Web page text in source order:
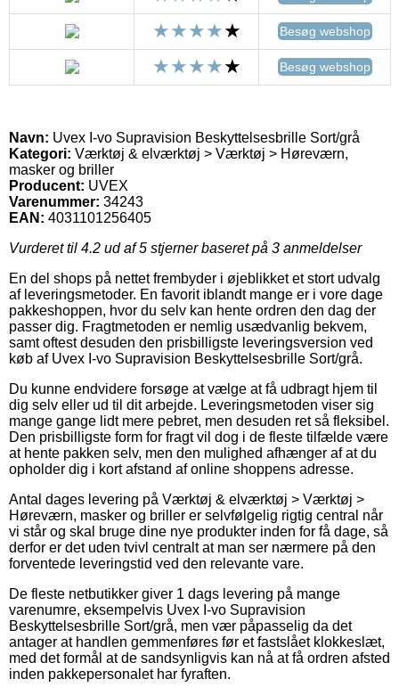
Besøg webshop
Besøg webshop
Navn: Uvex I-vo Supravision Beskyttelsesbrille Sort/grå
Kategori: Værktøj & elværktøj > Værktøj > Høreværn,
masker og briller
Producent: UVEX
Varenummer: 34243
EAN: 4031101256405
Vurderet til 4.2 ud af 5 stjerner baseret på 3 anmeldelser
En del shops på nettet frembyder i øjeblikket et stort udvalg
af leveringsmetoder. En favorit iblandt mange er i vore dage
pakkeshoppen, hvor du selv kan hente ordren den dag der
passer dig. Fragtmetoden er nemlig usædvanlig bekvem,
samt oftest desuden den prisbilligste leveringsversion ved
køb af Uvex I-vo Supravision Beskyttelsesbrille Sort/grå.
Du kunne endvidere forsøge at vælge at få udbragt hjem til
dig selv eller ud til dit arbejde. Leveringsmetoden viser sig
mange gange lidt mere pebret, men desuden ret så fleksibel.
Den prisbilligste form for fragt vil dog i de fleste tilfælde være
at hente pakken selv, men den mulighed afhænger af at du
opholder dig i kort afstand af online shoppens adresse.
Antal dages levering på Værktøj & elværktøj > Værktøj >
Høreværn, masker og briller er selvfølgelig rigtig central når
vi står og skal bruge dine nye produkter inden for få dage, så
derfor er det uden tvivl centralt at man ser nærmere på den
forventede leveringstid ved den relevante vare.
De fleste netbutikker giver 1 dags levering på mange
varenumre, eksempelvis Uvex I-vo Supravision
Beskyttelsesbrille Sort/grå, men vær påpasselig da det
antager at handlen gemmenføres før et fastslået klokkeslæt,
med det formål at de sandsynligvis kan nå at få ordren afsted
inden pakkepersonalet har fyraften.